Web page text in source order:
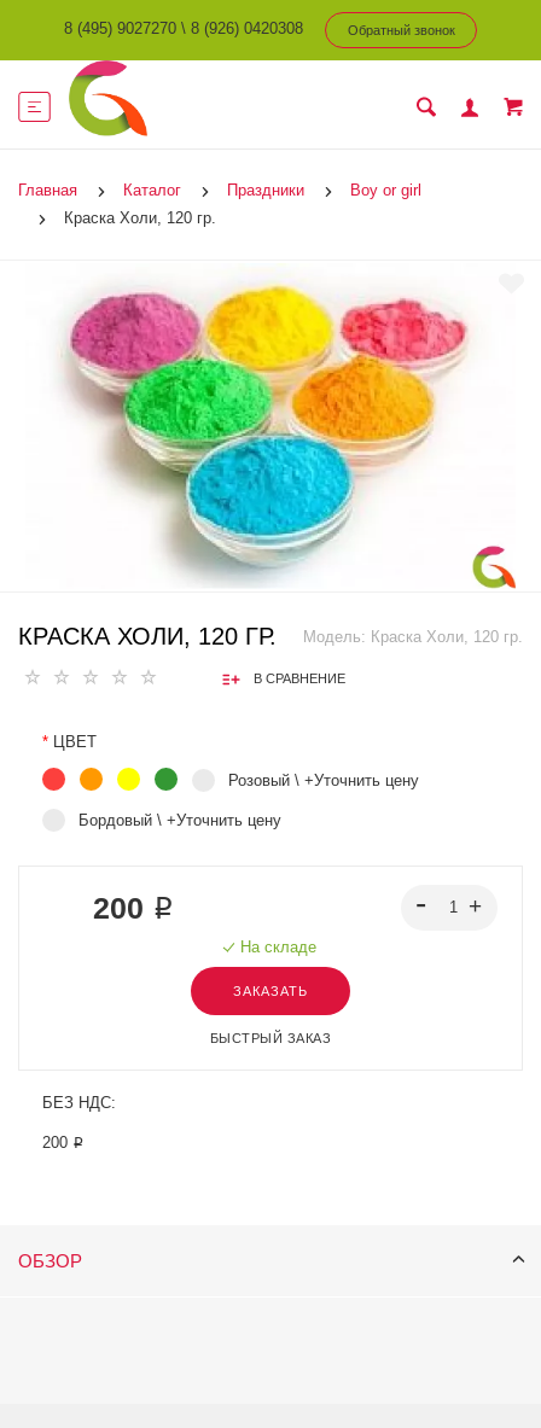
8 (495) 9027270 \ 8 (926) 0420308 Обратный звонок
Главная Каталог Праздники
Boy or girl
Краска Холи, 120 гр.
Модель: Краска Холи, 120 гр.
КРАСКА ХОЛИ, 120 ГР.
В СРАВНЕНИЕ
* ЦВЕТ
Розовый \ +Уточнить цену
Бордовый \ +Уточнить цену
200 ₽
На складе
ЗАКАЗАТЬ
БЫСТРЫЙ ЗАКАЗ
БЕЗ НДС:
200 ₽
ОБЗОР